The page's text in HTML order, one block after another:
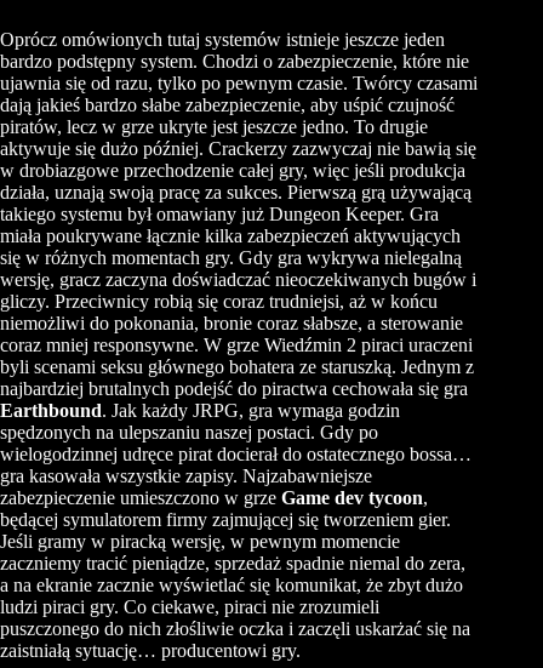
Oprócz omówionych tutaj systemów istnieje jeszcze jeden
bardzo podstępny system. Chodzi o zabezpieczenie, które nie
ujawnia się od razu, tylko po pewnym czasie. Twórcy czasami
dają jakieś bardzo słabe zabezpieczenie, aby uśpić czujność
piratów, lecz w grze ukryte jest jeszcze jedno. To drugie
aktywuje się dużo później. Crackerzy zazwyczaj nie bawią się
w drobiazgowe przechodzenie całej gry, więc jeśli produkcja
działa, uznają swoją pracę za sukces. Pierwszą grą używającą
takiego systemu był omawiany już Dungeon Keeper. Gra
miała poukrywane łącznie kilka zabezpieczeń aktywujących
się w różnych momentach gry. Gdy gra wykrywa nielegalną
wersję, gracz zaczyna doświadczać nieoczekiwanych bugów i
gliczy. Przeciwnicy robią się coraz trudniejsi, aż w końcu
niemożliwi do pokonania, bronie coraz słabsze, a sterowanie
coraz mniej responsywne. W grze Wiedźmin 2 piraci uraczeni
byli scenami seksu głównego bohatera ze staruszką. Jednym z
najbardziej brutalnych podejść do piractwa cechowała się gra
Earthbound. Jak każdy JRPG, gra wymaga godzin
spędzonych na ulepszaniu naszej postaci. Gdy po
wielogodzinnej udręce pirat docierał do ostatecznego bossa…
gra kasowała wszystkie zapisy. Najzabawniejsze
zabezpieczenie umieszczono w grze Game dev tycoon,
będącej symulatorem firmy zajmującej się tworzeniem gier.
Jeśli gramy w piracką wersję, w pewnym momencie
zaczniemy tracić pieniądze, sprzedaż spadnie niemal do zera,
a na ekranie zacznie wyświetlać się komunikat, że zbyt dużo
ludzi piraci gry. Co ciekawe, piraci nie zrozumieli
puszczonego do nich złośliwie oczka i zaczęli uskarżać się na
zaistniałą sytuację… producentowi gry.